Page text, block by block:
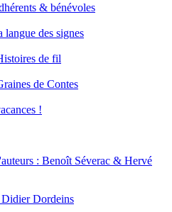
& bénévoles
langue des signes
de fil
de Contes
!
: Benoît Séverac & Hervé
Dordeins